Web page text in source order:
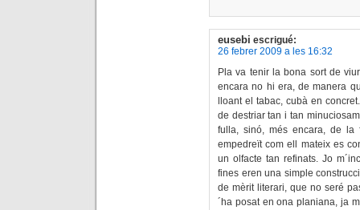
eusebi escrigué:
26 febrer 2009 a les 16:32
Pla va tenir la bona sort de
encara no hi era, de manera
lloant el tabac, cubà en
de destriar tan i tan
fulla, sinó, més encara, de
empedreït com ell mateix es
un olfacte tan refinats. Jo
fines eren una simple
de mèrit literari, que no seré
´ha posat en ona planiana, ja